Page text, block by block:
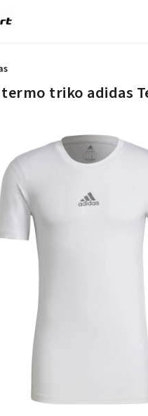
triko adidas